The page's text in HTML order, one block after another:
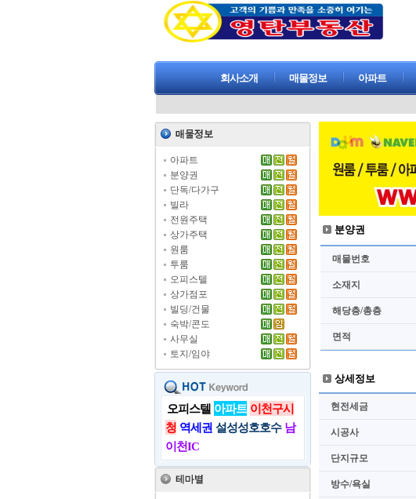
회사소개 매물정보 아파트
아파트
분양권
단독/다가구
빌라
전원주택
상가주택
원룸
투룸
오피스텔
상가점포
빌딩/건물
숙박/콘도
사무실
토지/임야
오피스텔 아파트 이천구시
청 역세권 설성성호호수 남
이천IC
분양권
매물번호
소재지
해당층/총층
면적
상세정보
현전세금
시공사
단지규모
방수/욕실